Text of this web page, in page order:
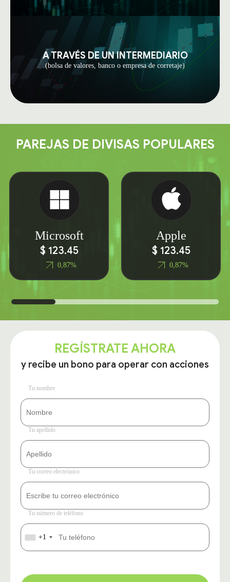
A TRAVÉS DE UN INTERMEDIARIO
(bolsa de valores, banco o empresa de corretaje)
PAREJAS DE DIVISAS POPULARES
Microsoft
$ 123.45
0,87%
Apple
$ 123.45
0,87%
REGÍSTRATE AHORA
y recibe un bono para operar con acciones
Tu nombre
Tu apellido
Tu correo electrónico
Tu número de teléfono
+1